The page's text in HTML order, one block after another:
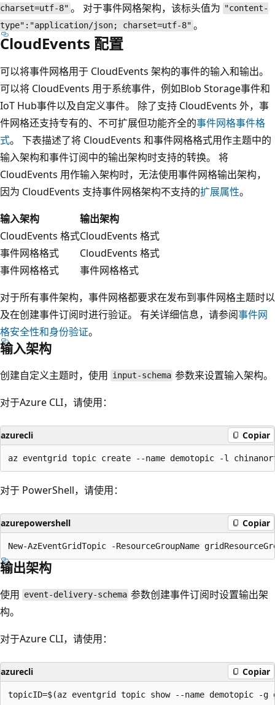
charset=utf-8" 。 对于事件网格架构，该标头值为 "content-
type":"application/json; charset=utf-8" 。
CloudEvents 配置
可以将事件网格用于 CloudEvents 架构的事件的输入和输出。
可以将 CloudEvents 用于系统事件，例如Blob Storage事件和
IoT Hub事件以及自定义事件。 除了支持 CloudEvents 外，事
件网格还支持专有的、不可扩展但功能齐全的事件网格事件格
式。 下表描述了将 CloudEvents 和事件网格格式用作主题中的
输入架构和事件订阅中的输出架构时支持的转换。 将
CloudEvents 用作输入架构时，无法使用事件网格输出架构，
因为 CloudEvents 支持事件网格架构不支持的扩展属性。
输入架构
输出架构
CloudEvents 格式CloudEvents 格式
事件网格格式
CloudEvents 格式
事件网格格式
事件网格格式
对于所有事件架构，事件网格都要求在发布到事件网格主题时以
及在创建事件订阅时进行验证。 有关详细信息，请参阅事件网
格安全性和身份验证。
输入架构
创建自定义主题时，使用 input-schema 参数来设置输入架构。
对于Azure CLI，请使用：
azurecli Copiar
对于 PowerShell，请使用：
azurepowershell Copiar
输出架构
使用 event-delivery-schema 参数创建事件订阅时设置输出架
构。
对于Azure CLI，请使用：
azurecli Copiar
topicID=$(az eventgrid topic show --name demotopic -